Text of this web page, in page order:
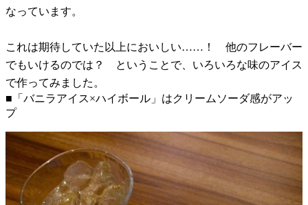
なっています。
これは期待していた以上においしい……！ 他のフレーバー
でもいけるのでは？ ということで、いろいろな味のアイス
で作ってみました。
■「バニラアイス×ハイボール」はクリームソーダ感がアッ
プ